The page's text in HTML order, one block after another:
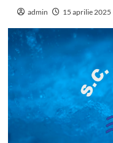
admin 15 aprilie 2025